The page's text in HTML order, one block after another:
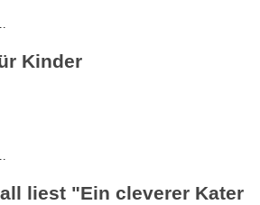
Kinder
liest "Ein cleverer Kater